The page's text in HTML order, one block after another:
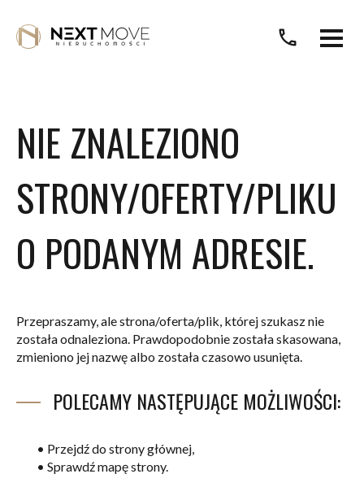
call
NIE ZNALEZIONO
STRONY/OFERTY/PLIKU
O PODANYM ADRESIE.
Przepraszamy, ale strona/oferta/plik, której szukasz nie
została odnaleziona. Prawdopodobnie została skasowana,
zmieniono jej nazwę albo została czasowo usunięta.
POLECAMY NASTĘPUJĄCE MOŻLIWOŚCI:
• Przejdź do strony głównej,
• Sprawdź mapę strony.